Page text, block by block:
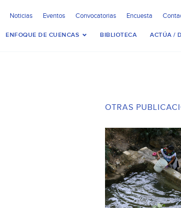
Noticias Eventos Convocatorias Encuesta
ENFOQUE DE CUENCAS BIBLIOTECA ACTÚA /
OTRAS